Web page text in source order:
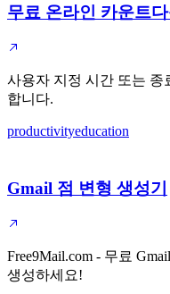
무료 온라인 카운트
사용자 지정 시간 또는 종
합니다.
productivityeducation
Gmail 점 변형 생성기
Free9Mail.com - 무료
생성하세요!